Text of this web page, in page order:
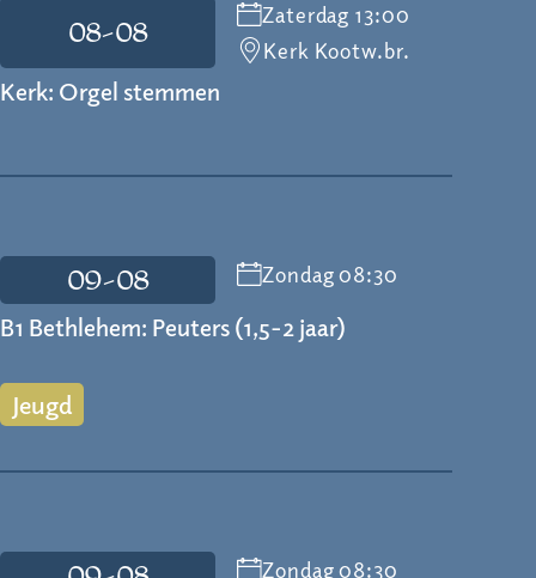
08-08
Zaterdag 13:00
Kerk Kootw.br.
Kerk: Orgel stemmen
09-08 Zondag 08:30
B1 Bethlehem: Peuters (1,5-2 jaar)
Jeugd
Zondag 08:30